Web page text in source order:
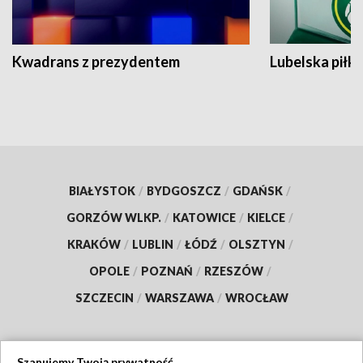
Kwadrans z prezydentem Lubelska piłka
BIAŁYSTOK / BYDGOSZCZ / GDAŃSK /
GORZÓW WLKP. / KATOWICE / KIELCE /
KRAKÓW / LUBLIN / ŁÓDŹ / OLSZTYN /
OPOLE / POZNAŃ / RZESZÓW /
SZCZECIN / WARSZAWA / WROCŁAW